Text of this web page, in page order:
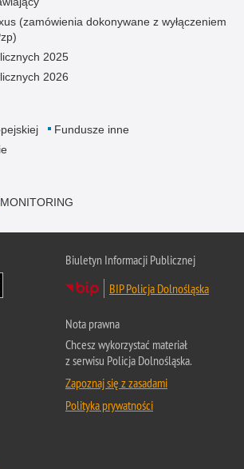
(zamówienia dokonywane z wyłączeniem
2025
2026
Fundusze inne
MONITORING
Biuletyn Informacji Publicznej
BIP Policja Dolnośląska
Nota prawna
Chcesz wykorzystać materiał
z serwisu Policja Dolnośląska.
Zapoznaj się z zasadami
Polityka prywatności